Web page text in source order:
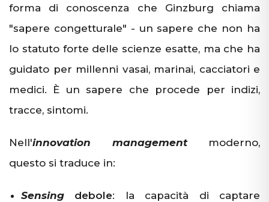
forma di conoscenza che Ginzburg chiama
"sapere congetturale" - un sapere che non ha
lo statuto forte delle scienze esatte, ma che ha
guidato per millenni vasai, marinai, cacciatori e
medici. È un sapere che procede per indizi,
tracce, sintomi.
Nell'innovation managementmoderno,
questo si traduce in:
Sensing debole: la capacità di captare